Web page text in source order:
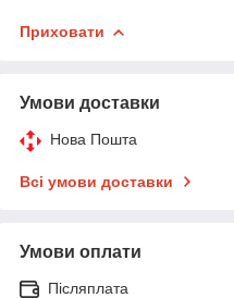
Приховати
Умови доставки
Нова Пошта
Всі умови доставки
Умови оплати
Післяплата